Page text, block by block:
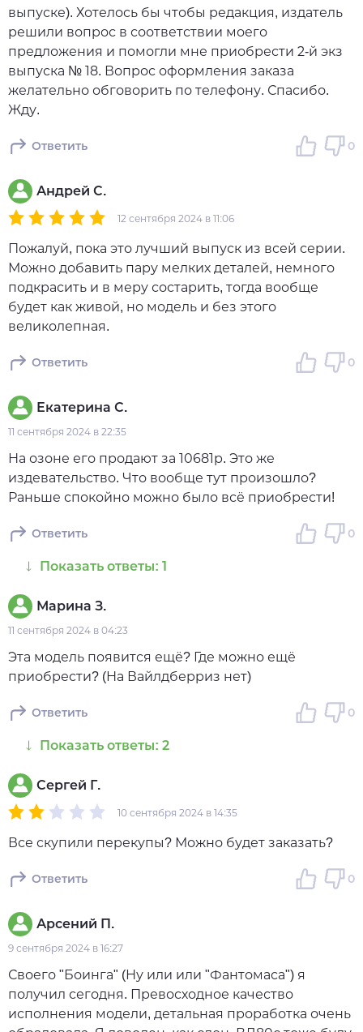
выпуске). Хотелось бы чтобы редакция, издатель
решили вопрос в соответствии моего
предложения и помогли мне приобрести 2-й экз
выпуска № 18. Вопрос оформления заказа
желательно обговорить по телефону. Спасибо.
Жду.
Ответить 0
Андрей С.
12 сентября 2024 в 11:06
Пожалуй, пока это лучший выпуск из всей серии.
Можно добавить пару мелких деталей, немного
подкрасить и в меру состарить, тогда вообще
будет как живой, но модель и без этого
великолепная.
Ответить 0
Екатерина С.
11 сентября 2024 в 22:35
На озоне его продают за 10681р. Это же
издевательство. Что вообще тут произошло?
Раньше спокойно можно было всё приобрести!
Ответить 0
Показать ответы: 1
Марина З.
11 сентября 2024 в 04:23
Эта модель появится ещё? Где можно ещё
приобрести? (На Вайлдберриз нет)
Ответить 0
Показать ответы: 2
Сергей Г.
10 сентября 2024 в 14:35
Все скупили перекупы? Можно будет заказать?
Ответить 0
Арсений П.
9 сентября 2024 в 16:27
Своего "Боинга" (Ну или или "Фантомаса") я
получил сегодня. Превосходное качество
исполнения модели, детальная проработка очень